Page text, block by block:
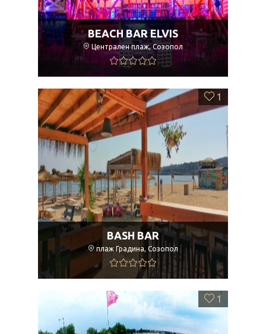
BEACH BAR ELVIS
Централен плаж, Созопол
1
BASH BAR
плаж Градина, Созопол
1